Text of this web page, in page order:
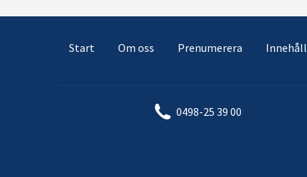
Start Om oss Prenumerera Innehåll
0498-25 39 00